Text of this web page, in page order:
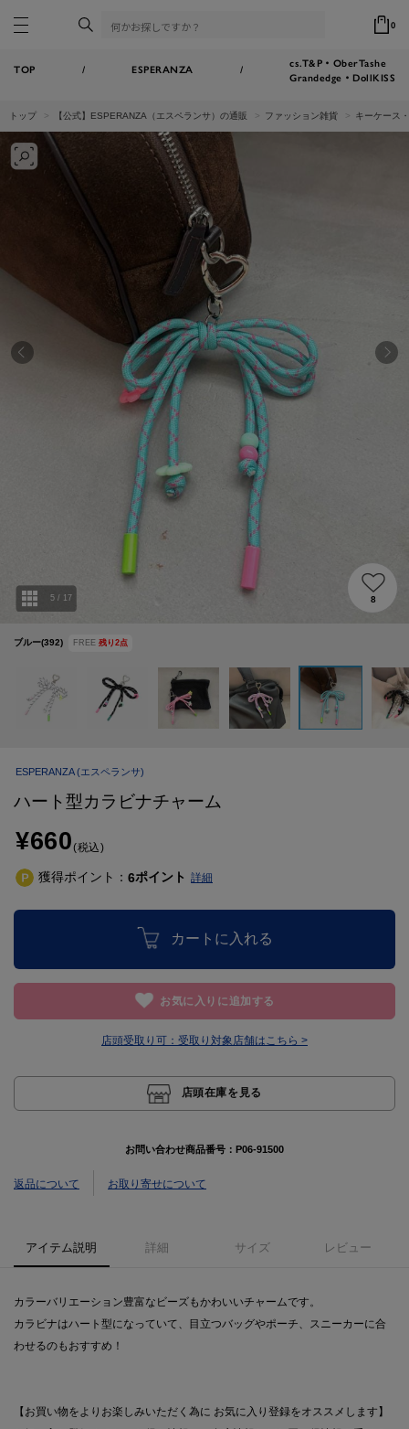
0
TOP / ESPERANZA /
cs.T&P・OberTashe
Grandedge・DollKISS
トップ 【公式】ESPERANZA（エスペランサ）の通販 ファッション雑貨 キーケース
ブルー(392) FREE 残り 2点
5 / 17 8
ESPERANZA(エスペランサ)
ハート型カラビナチャーム
¥660(税込)
獲得ポイント： 6ポイント 詳細
カートに入れる
お気に入りに追加する
店頭受取り可： 受取り対象店舗はこちら >
店頭在庫を見る
お問い合わせ商品番号： P06-91500
返品について お取り寄せについて
アイテム説明 詳細 サイズ レビュー
カラーバリエーション豊富なビーズもかわいいチャームです。
カラビナはハート型になっていて、目立つバッグやポーチ、スニーカーに合
わせるのもおすすめ！
【お買い物をよりお楽しみいただく為に お気に入り登録をオススメします】